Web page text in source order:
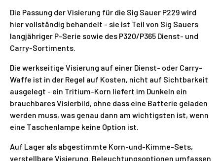
Die Passung der Visierung für die Sig Sauer P229 wird
hier vollständig behandelt - sie ist Teil von Sig Sauers
langjähriger P-Serie sowie des P320/P365 Dienst- und
Carry-Sortiments.
Die werkseitige Visierung auf einer Dienst- oder Carry-
Waffe ist in der Regel auf Kosten, nicht auf Sichtbarkeit
ausgelegt - ein Tritium-Korn liefert im Dunkeln ein
brauchbares Visierbild, ohne dass eine Batterie geladen
werden muss, was genau dann am wichtigsten ist, wenn
eine Taschenlampe keine Option ist.
Auf Lager als abgestimmte Korn-und-Kimme-Sets,
verstellbare Visierung. Beleuchtungsoptionen umfassen